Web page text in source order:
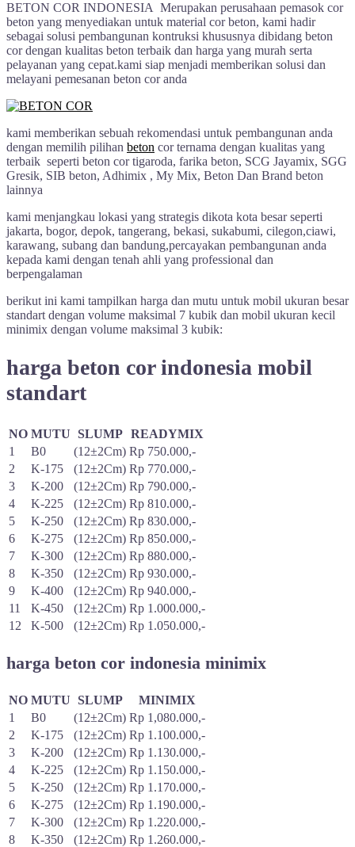
BETON COR INDONESIA Merupakan perusahaan pemasok cor
beton yang menyediakan untuk material cor beton, kami hadir
sebagai solusi pembangunan kontruksi khususnya dibidang beton
cor dengan kualitas beton terbaik dan harga yang murah serta
pelayanan yang cepat.kami siap menjadi memberikan solusi dan
melayani pemesanan beton cor anda
kami memberikan sebuah rekomendasi untuk pembangunan anda
dengan memilih pilihan beton cor ternama dengan kualitas yang
terbaik seperti beton cor tigaroda, farika beton, SCG Jayamix, SGG
Gresik, SIB beton, Adhimix , My Mix, Beton Dan Brand beton
lainnya
kami menjangkau lokasi yang strategis dikota kota besar seperti
jakarta, bogor, depok, tangerang, bekasi, sukabumi, cilegon,ciawi,
karawang, subang dan bandung,percayakan pembangunan anda
kepada kami dengan tenah ahli yang professional dan
berpengalaman
berikut ini kami tampilkan harga dan mutu untuk mobil ukuran besar
standart dengan volume maksimal 7 kubik dan mobil ukuran kecil
minimix dengan volume maksimal 3 kubik:
harga beton cor indonesia mobil
standart
NO MUTU SLUMP
READYMIX
1
B0 (12±2Cm) Rp 750.000,-
2
K-175 (12±2Cm) Rp 770.000,-
3
K-200 (12±2Cm) Rp 790.000,-
4
K-225 (12±2Cm) Rp 810.000,-
5
K-250 (12±2Cm) Rp 830.000,-
6
K-275 (12±2Cm) Rp 850.000,-
7
K-300 (12±2Cm) Rp 880.000,-
8
K-350 (12±2Cm) Rp 930.000,-
9
K-400 (12±2Cm) Rp 940.000,-
11
K-450 (12±2Cm) Rp 1.000.000,-
12
K-500 (12±2Cm) Rp 1.050.000,-
harga beton cor indonesia minimix
NO MUTU SLUMP
MINIMIX
1
B0 (12±2Cm) Rp 1,080.000,-
2
K-175 (12±2Cm) Rp 1.100.000,-
3
K-200 (12±2Cm) Rp 1.130.000,-
4
K-225 (12±2Cm) Rp 1.150.000,-
5
K-250 (12±2Cm) Rp 1.170.000,-
6
K-275 (12±2Cm) Rp 1.190.000,-
7
K-300 (12±2Cm) Rp 1.220.000,-
8
K-350 (12±2Cm) Rp 1.260.000,-